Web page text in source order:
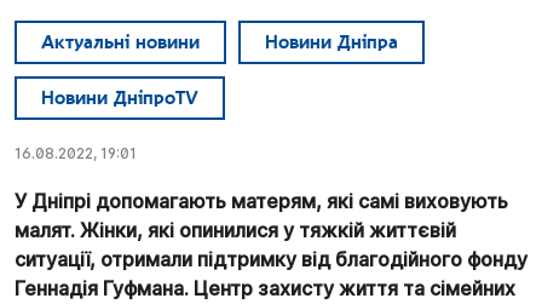
Актуальні новини Новини Дніпра
Новини ДніпроTV
16.08.2022, 19:01
У Дніпрі допомагають матерям, які самі виховують
малят. Жінки, які опинилися у тяжкій життєвій
ситуації, отримали підтримку від благодійного фонду
Геннадія Гуфмана. Центр захисту життя та сімейних